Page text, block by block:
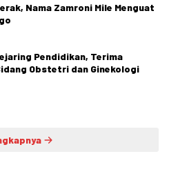
Nama Zamroni Mile Menguat
Pendidikan, Terima
Obstetri dan Ginekologi